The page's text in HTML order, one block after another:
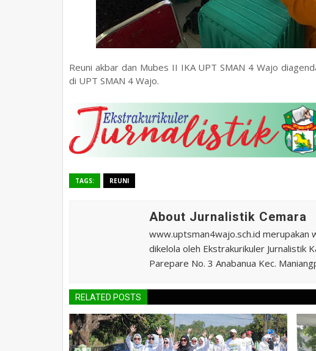
Reuni akbar dan Mubes II IKA UPT SMAN 4 Wajo
di UPT SMAN 4 Wajo.
TAGS: REUNI
About Jurnalistik Cemara
www.uptsman4wajo.sch.id merupakan
dikelola oleh Ekstrakurikuler Jurnalistik
Parepare No. 3 Anabanua Kec.
RELATED POSTS